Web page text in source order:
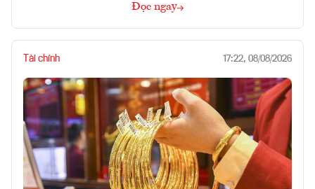
Đọc ngay
Tài chính 17:22, 08/08/2026